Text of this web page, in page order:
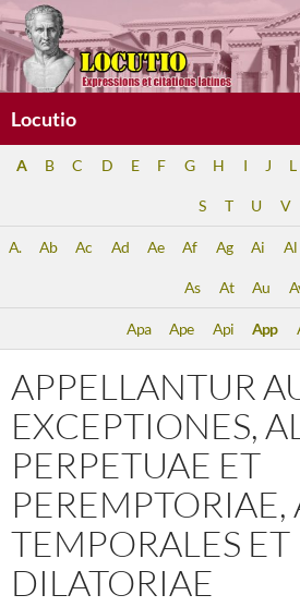
Aller
au
contenu
Locutio
A B C D E F G H I J L
S T U V
A. Ab Ac Ad Ae Af Ag Ai Al
As At Au
Apa Ape Api App
APPELLANTUR
EXCEPTIONES,
PERPETUAE ET
PEREMPTORIAE,
TEMPORALES ET
DILATORIAE